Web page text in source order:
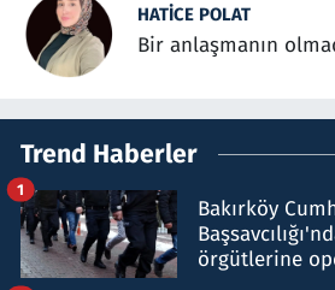
HATICE POLAT
Bir anlaşmanın
Trend Haberler
Bakırköy
örgütlerine
1